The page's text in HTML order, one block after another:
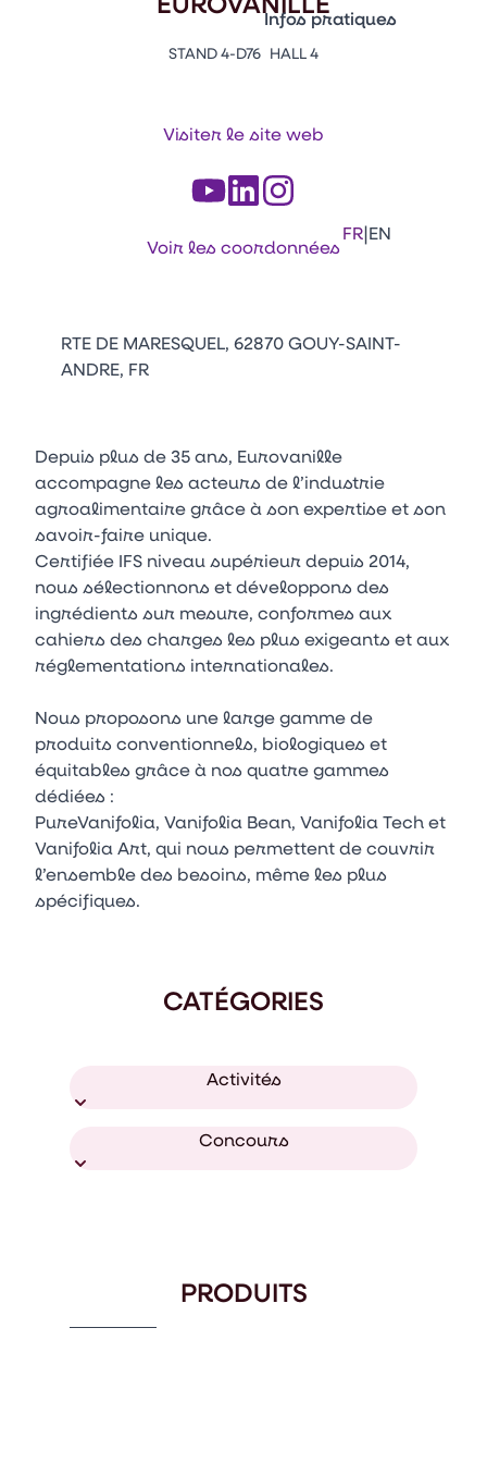
Vitrine Innovations
Emballages
Infos pratiques
Contacts
Appuyez sur Entrée pour
FR|EN
STAND 4-D76 HALL 4
Visiter le site web
Voir les coordonnées
RTE DE MARESQUEL, 62870 GOUY-SAINT-
ANDRE, FR
Depuis plus de 35 ans, Eurovanille
accompagne les acteurs de l’industrie
agroalimentaire grâce à son expertise et son
savoir-faire unique.
Certifiée IFS niveau supérieur depuis 2014,
nous sélectionnons et développons des
ingrédients sur mesure, conformes aux
cahiers des charges les plus exigeants et aux
réglementations internationales.
Nous proposons une large gamme de
produits conventionnels, biologiques et
équitables grâce à nos quatre gammes
dédiées :
PureVanifolia, Vanifolia Bean, Vanifolia Tech et
Vanifolia Art, qui nous permettent de couvrir
l’ensemble des besoins, même les plus
spécifiques.
CATÉGORIES
Activités
Concours
PRODUITS